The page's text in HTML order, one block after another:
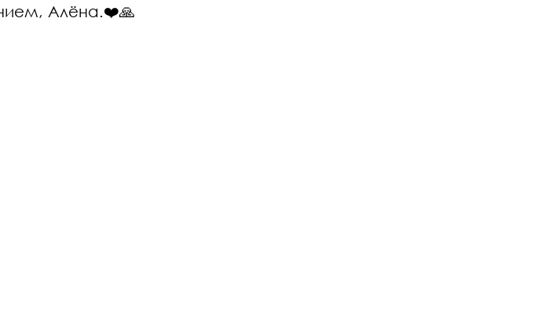
Алёна.❤️🙏